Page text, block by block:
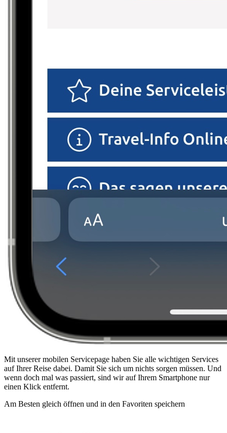
Mit unserer mobilen Servicepage haben Sie alle wichtigen Services
auf Ihrer Reise dabei. Damit Sie sich um nichts sorgen müssen. Und
wenn doch mal was passiert, sind wir auf Ihrem Smartphone nur
einen Klick entfernt.
Am Besten gleich öffnen und in den Favoriten speichern